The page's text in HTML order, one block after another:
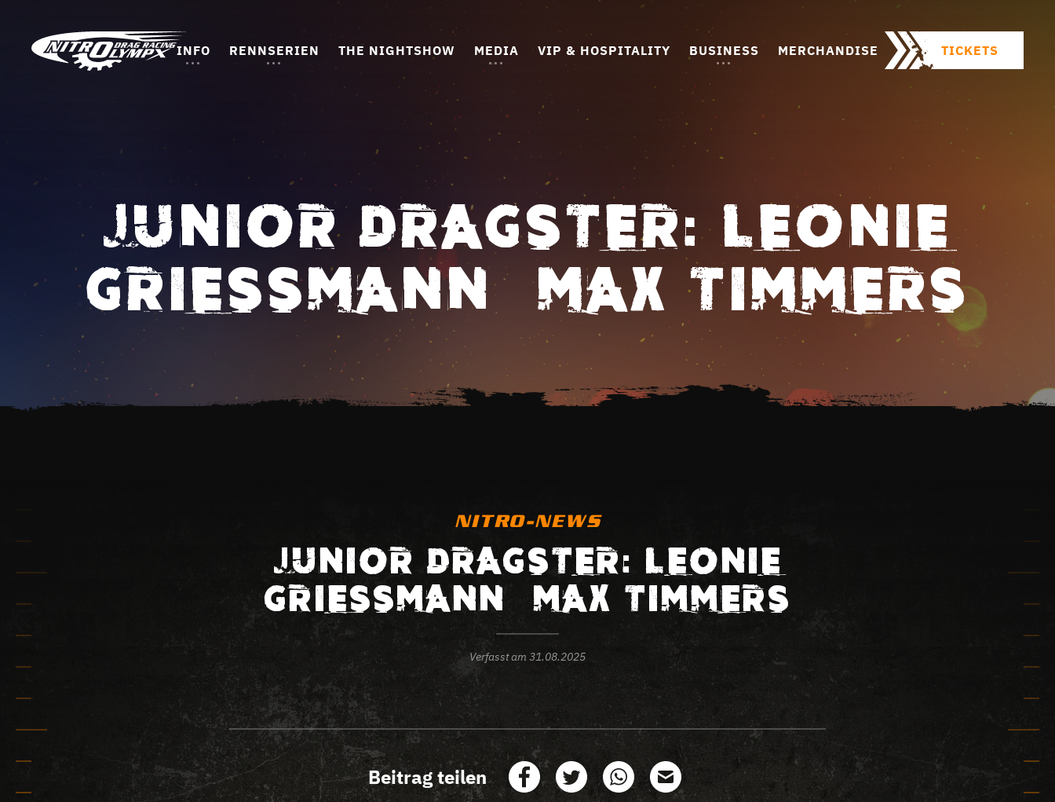
INFO RENNSERIEN THE NIGHTSHOW MEDIA VIP & HOSPITALITY BUSINESS MERCHANDISE TICKETS
JUNIOR DRAGSTER: LEONIE
GRIESSMANN – MAX TIMMERS
NITRO-NEWS
JUNIOR DRAGSTER: LEONIE
GRIESSMANN – MAX TIMMERS
Verfasst am 31.08.2025
Beitrag teilen